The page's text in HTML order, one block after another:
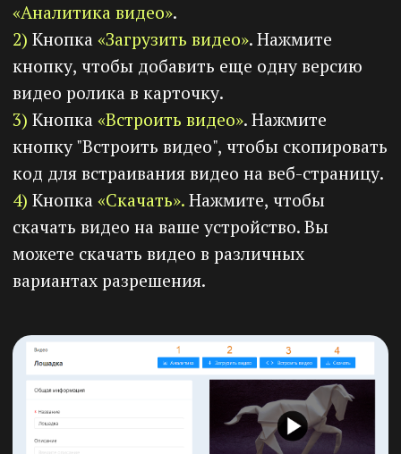
Регистрация
ИНН 661586925779
г. Екатеринбург
РЕШЕНИЯ» по работе с новыми клиентами
Личный кабинет ученика
Мобильное приложение
Функционал